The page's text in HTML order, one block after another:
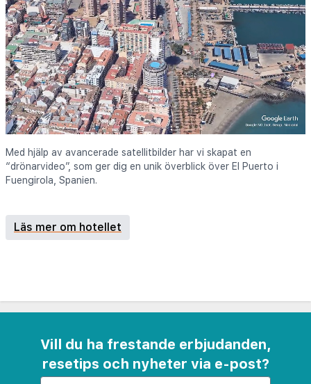
Med hjälp av avancerade satellitbilder har vi skapat en
“drönarvideo”, som ger dig en unik överblick över El Puerto i
Fuengirola, Spanien.
Läs mer om hotellet
Vill du ha frestande erbjudanden,
resetips och nyheter via e-post?